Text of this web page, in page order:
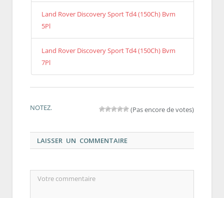
Land Rover Discovery Sport Td4 (150Ch) Bvm
5Pl
Land Rover Discovery Sport Td4 (150Ch) Bvm
7Pl
NOTEZ. (Pas encore de votes)
LAISSER UN COMMENTAIRE